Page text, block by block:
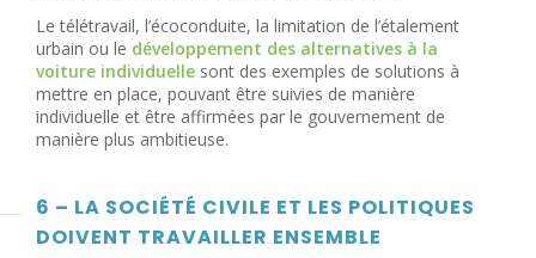
Le télétravail, l’écoconduite, la limitation de l’étalement
urbain ou le développement des alternatives à la
voiture individuelle sont des exemples de solutions à
mettre en place, pouvant être suivies de manière
individuelle et être affirmées par le gouvernement de
manière plus ambitieuse.
6 – LA SOCIÉTÉ CIVILE ET LES POLITIQUES
DOIVENT TRAVAILLER ENSEMBLE